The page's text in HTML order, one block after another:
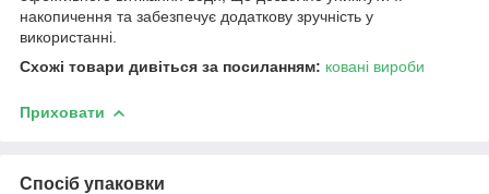
накопичення та забезпечує додаткову зручність у
використанні.
Схожі товари дивіться за посиланням: ковані вироби
Приховати
Спосіб упаковки